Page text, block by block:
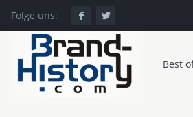
Folge uns:
Best